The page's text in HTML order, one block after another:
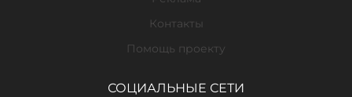
Контакты
Помощь проекту
СОЦИАЛЬНЫЕ СЕТИ